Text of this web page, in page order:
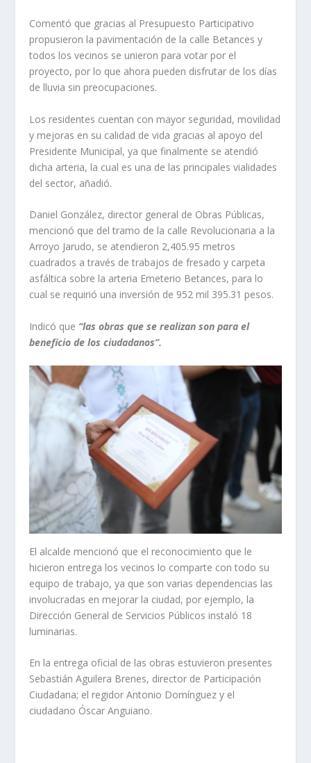
Comentó que gracias al Presupuesto Participativo
propusieron la pavimentación de la calle Betances y
todos los vecinos se unieron para votar por el
proyecto, por lo que ahora pueden disfrutar de los días
de lluvia sin preocupaciones.
Los residentes cuentan con mayor seguridad, movilidad
y mejoras en su calidad de vida gracias al apoyo del
Presidente Municipal, ya que finalmente se atendió
dicha arteria, la cual es una de las principales vialidades
del sector, añadió.
Daniel González, director general de Obras Públicas,
mencionó que del tramo de la calle Revolucionaria a la
Arroyo Jarudo, se atendieron 2,405.95 metros
cuadrados a través de trabajos de fresado y carpeta
asfáltica sobre la arteria Emeterio Betances, para lo
cual se requirió una inversión de 952 mil 395.31 pesos.
Indicó que “las obras que se realizan son para el
beneficio de los ciudadanos”.
El alcalde mencionó que el reconocimiento que le
hicieron entrega los vecinos lo comparte con todo su
equipo de trabajo, ya que son varias dependencias las
involucradas en mejorar la ciudad, por ejemplo, la
Dirección General de Servicios Públicos instaló 18
luminarias.
En la entrega oficial de las obras estuvieron presentes
Sebastián Aguilera Brenes, director de Participación
Ciudadana; el regidor Antonio Domínguez y el
ciudadano Óscar Anguiano.